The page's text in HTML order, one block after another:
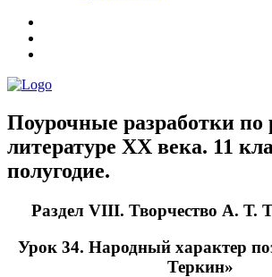
Поурочные разработки по
литературе ХХ века. 11
полугодие.
Раздел VIII. Творчество А. Т.
Урок 34. Народный характер
Теркин»